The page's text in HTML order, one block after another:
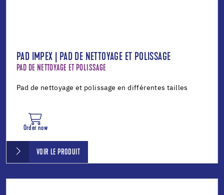
PAD IMPEX | PAD DE NETTOYAGE ET POLISSAGE
PAD DE NETTOYAGE ET POLISSAGE
Pad de nettoyage et polissage en différentes tailles
Order now
VOIR LE PRODUIT